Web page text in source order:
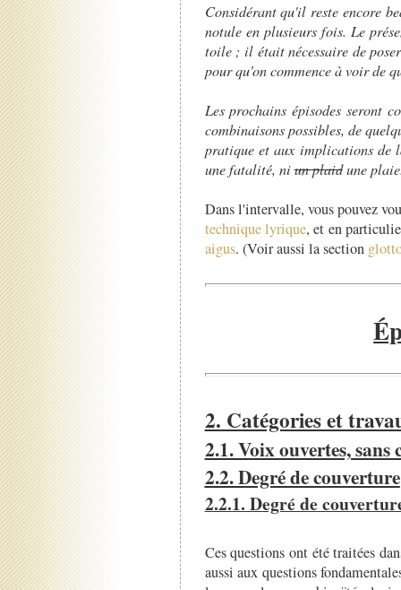
Considérant qu'il reste encore
notule en plusieurs fois. Le
toile ; il était nécessaire de
pour qu'on commence à voir de
Les prochains épisodes seront
combinaisons possibles, de
pratique et aux implications de
une fatalité, niun plaidune
Dans l'intervalle, vous pouvez
technique lyrique, et en
aigus. (Voir aussi la section
2. Catégories et
2.1. Voix ouvertes, sans
2.2. Degré de couverture
2.2.1. Degré de
Ces questions ont été traitées
aussi aux questions